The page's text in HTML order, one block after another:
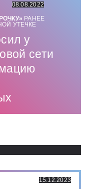
08.08.2022
РАНЕЕ
УТЕЧКЕ
у
сети
15.12.2023